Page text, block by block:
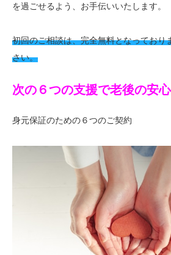
を過ごせるよう、お手伝いいたします。
初回のご相談は、完全無料となっており
さい。
次の６つの支援で老後の安心
身元保証のための６つのご契約